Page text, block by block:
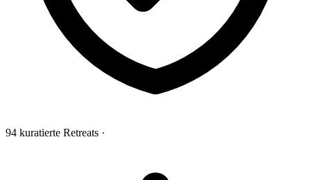
94 kuratierte Retreats ·